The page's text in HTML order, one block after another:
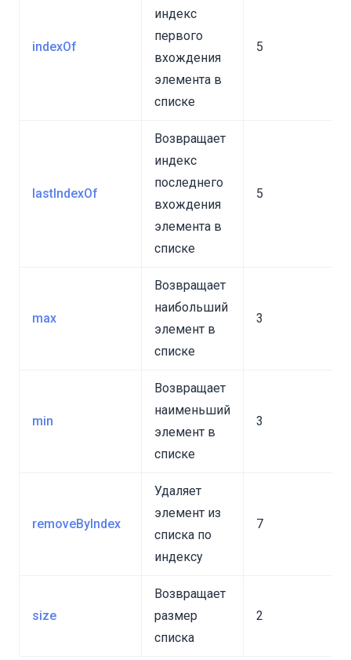
indexOf
индекс
первого
вхождения
элемента в
списке
5
lastIndexOf
Возвращает
индекс
последнего
вхождения
элемента в
списке
5
max
Возвращает
наибольший
элемент в
списке
3
min
Возвращает
наименьший
элемент в
списке
3
removeByIndex
Удаляет
элемент из
списка по
индексу
7
size
Возвращает
размер
списка
2